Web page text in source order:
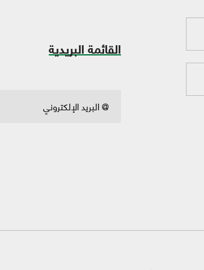
القائمة البريدية